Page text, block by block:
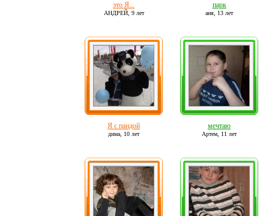
это Я...
АНДРЕЙ, 9 лет
парк
аня, 13 лет
Я с пандой
дима, 10 лет
мечтаю
Артем, 11 лет